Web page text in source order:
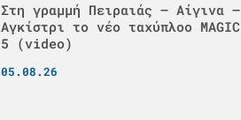
Στη γραμμή Πειραιάς – Αίγινα –
Αγκίστρι το νέο ταχύπλοο MAGIC
5 (video)
05.08.26